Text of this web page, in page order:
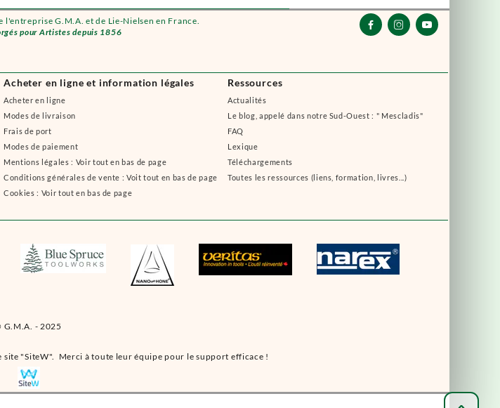
G.M.A. et de Lie-Nielsen en France.
pour Artistes depuis 1856
G.M.A. - 2025
Acheter en ligne et information légales
Acheter en ligne
Modes de livraison
Frais de port
Modes de paiement
Mentions légales : Voir tout en bas de page
Conditions générales de vente : Voit tout en bas de page
Cookies : Voir tout en bas de page
Ressources
Actualités
Le blog, appelé dans notre Sud-Ouest : " Mescladis"
FAQ
Lexique
Téléchargements
Toutes les ressources (liens, formation, livres...)
"SiteW". Merci à toute leur équipe pour le support efficace !
  